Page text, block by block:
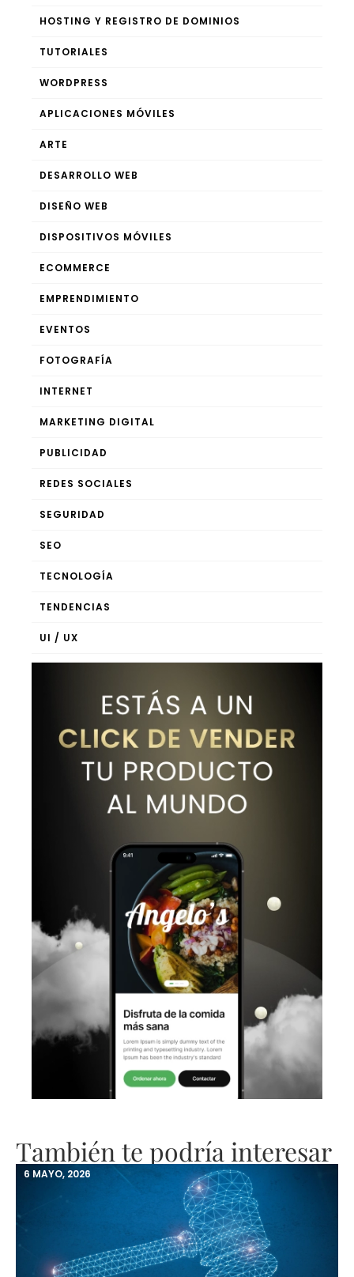
HOSTING Y REGISTRO DE DOMINIOS
TUTORIALES
WORDPRESS
APLICACIONES MÓVILES
ARTE
DESARROLLO WEB
DISEÑO WEB
DISPOSITIVOS MÓVILES
ECOMMERCE
EMPRENDIMIENTO
EVENTOS
FOTOGRAFÍA
INTERNET
MARKETING DIGITAL
PUBLICIDAD
REDES SOCIALES
SEGURIDAD
SEO
TECNOLOGÍA
TENDENCIAS
UI / UX
También te podría interesar
6 MAYO, 2026